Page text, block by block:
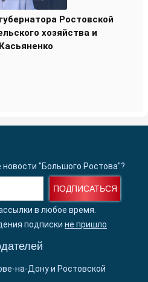
Ростовской
хозяйства и
"Большого Ростова"?
ПОДПИСАТЬСЯ
в любое время.
подписки не пришло
на-Дону и Ростовской